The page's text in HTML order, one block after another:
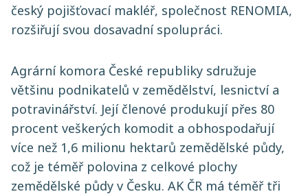
český pojišťovací makléř, společnost RENOMIA,
rozšiřují svou dosavadní spolupráci.
Agrární komora České republiky sdružuje
většinu podnikatelů v zemědělství, lesnictví a
potravinářství. Její členové produkují přes 80
procent veškerých komodit a obhospodařují
více než 1,6 milionu hektarů zemědělské půdy,
což je téměř polovina z celkové plochy
zemědělské půdy v Česku. AK ČR má téměř tři